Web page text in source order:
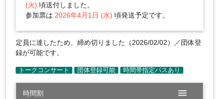
(火) 頃送付しました。
参加票は 2026年4月1日 (水) 頃発送予定です。
定員に達したため、締め切りました（2026/02/02）／団体登
録が可能です。
時間割 menu